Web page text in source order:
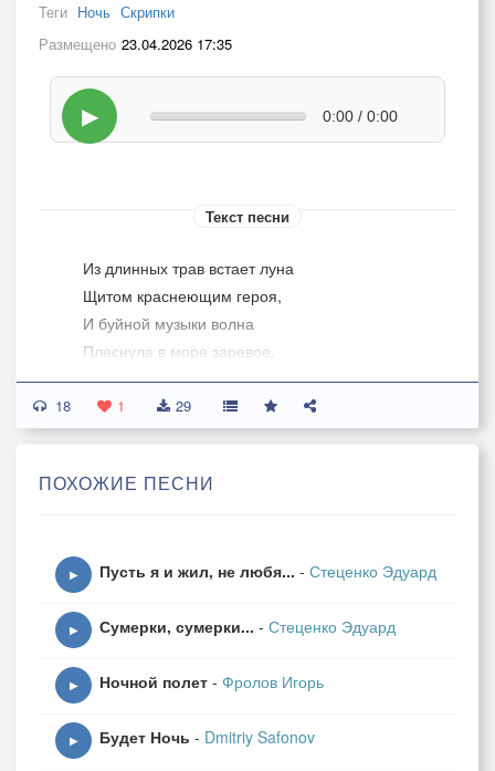
Теги Ночь Скрипки
Размещено 23.04.2026 17:35
▶ 0:00 / 0:00
Текст песни
Из длинных трав встает луна
Щитом краснеющим героя,
И буйной музыки волна
Плеснула в море заревое.
Зачем же в ясный час торжеств
Ты злишься, мой смычок визгливый,
Отдельной песней торопливой?
Разлейся в море зорь бесцельных,
В отчизну скрипок запредельных.
18 1 29
ПОХОЖИЕ ПЕСНИ
▶ Пусть я и жил, не любя... - Стеценко Эдуард
▶ Сумерки, сумерки... - Стеценко Эдуард
▶ Ночной полет - Фролов Игорь
▶ Будет Ночь - Dmitriy Safonov